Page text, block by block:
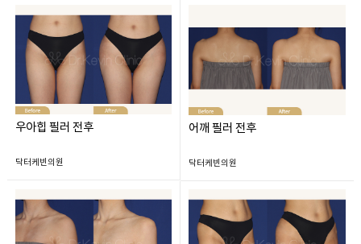
우아힙 필러 전후
닥터케빈의원
어깨 필러 전후
닥터케빈의원